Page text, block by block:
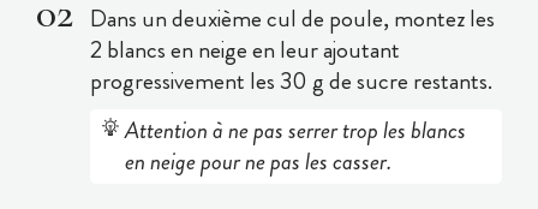
Dans un deuxième cul de poule, montez les
2 blancs en neige en leur ajoutant
progressivement les 30 g de sucre restants.
Attention à ne pas serrer trop les blancs
en neige pour ne pas les casser.